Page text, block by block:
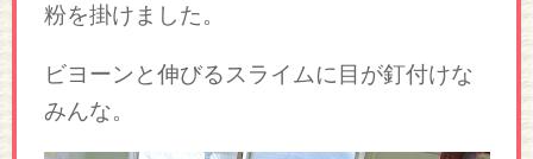
粉を掛けました。
ビヨーンと伸びるスライムに目が釘付けな
みんな。